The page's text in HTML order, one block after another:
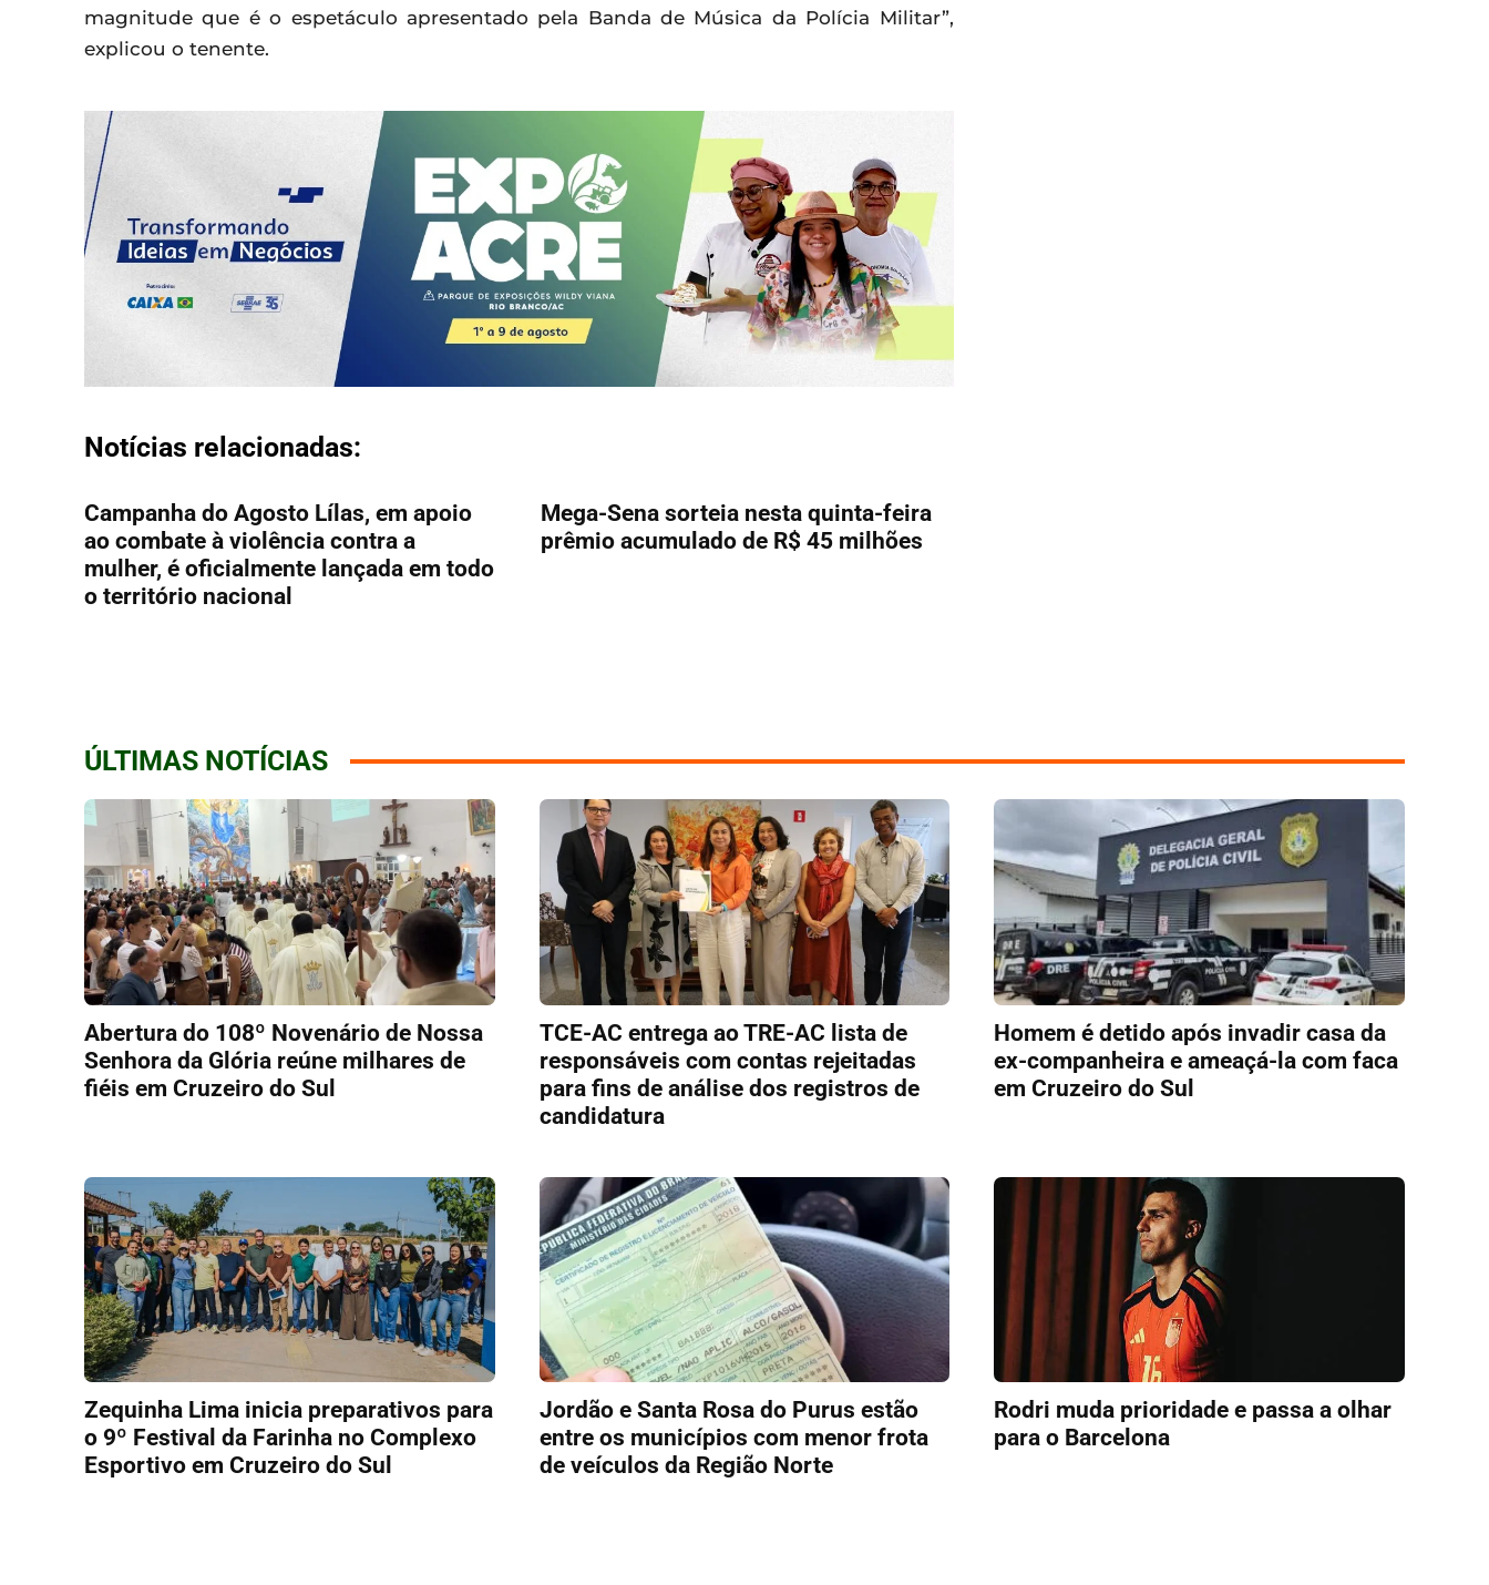
magnitude que é o espetáculo apresentado pela Banda de Música da Polícia Militar”,
explicou o tenente.
Notícias relacionadas:
Campanha do Agosto Lílas, em apoio
ao combate à violência contra a
mulher, é oficialmente lançada em todo
o território nacional
Mega-Sena sorteia nesta quinta-feira
prêmio acumulado de R$ 45 milhões
ÚLTIMAS NOTÍCIAS
Abertura do 108º Novenário de Nossa
Senhora da Glória reúne milhares de
fiéis em Cruzeiro do Sul
TCE-AC entrega ao TRE-AC lista de
responsáveis com contas rejeitadas
para fins de análise dos registros de
candidatura
Homem é detido após invadir casa da
ex-companheira e ameaçá-la com faca
em Cruzeiro do Sul
Zequinha Lima inicia preparativos para
o 9º Festival da Farinha no Complexo
Esportivo em Cruzeiro do Sul
Jordão e Santa Rosa do Purus estão
entre os municípios com menor frota
de veículos da Região Norte
Rodri muda prioridade e passa a olhar
para o Barcelona